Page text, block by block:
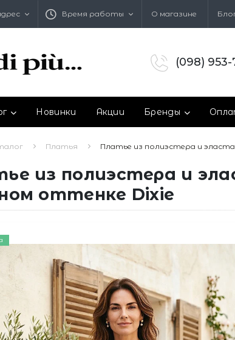
Время работы О магазине
(098)
Новинки Акции Бренды
Платья Платье из полиэстера и
из полиэстера и
оттенке Dixie